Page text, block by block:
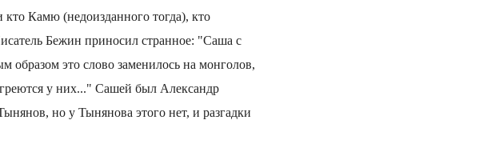
Камю (недоизданного тогда), кто
Бежин приносил странное: "Саша с
образом это слово заменилось на монголов,
у них..." Сашей был Александр
но у Тынянова этого нет, и разгадки